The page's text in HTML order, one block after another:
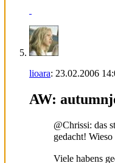
lioara: 23.02.2006
AW:
@Chrissi: das
gedacht! Wieso
Viele habens